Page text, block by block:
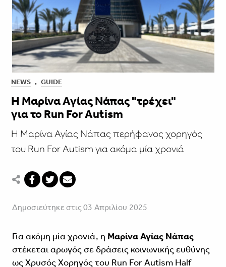
NEWS , GUIDE
Η Μαρίνα Αγίας Νάπας "τρέχει"
για το Run For Autism
Η Μαρίνα Αγίας Νάπας περήφανος χορηγός
του Run For Autism για ακόμα μία χρονιά
Δημοσιεύτηκε στις 03 Απριλίου 2025
Για ακόμη μία χρονιά, η Μαρίνα Αγίας Νάπας
στέκεται αρωγός σε δράσεις κοινωνικής ευθύνης
ως Χρυσός Χορηγός του Run For Autism Half